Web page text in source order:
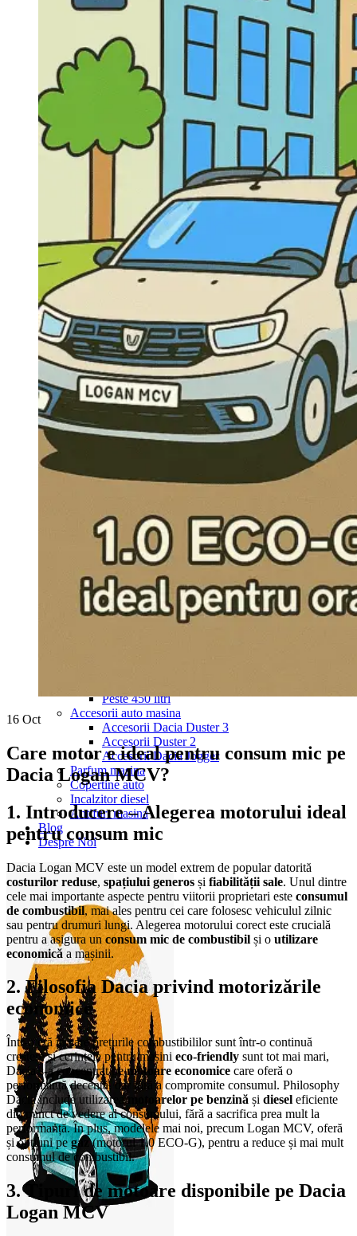
Navigatie Duster 2011
Navigatie Duster 2019
Audi
Navigatie Audi A3 8p
Navigatie Audi A4
Navigatie Audi A4 B6
Navigatie Audi A4 B7
Navigatie Audi A4 B8
Navigatie Audi A5
Navigatie Audi A6 C5
Navigatie Audi A6 C6
Navigatie Audi A6 C7
Navigatie Audi Q5
Navigație Ford Fiesta
Navigație Ford Focus 1
Navigație Ford Focus 2
Navigație Ford Focus MK3
Navigație Ford Mondeo MK3
Navigație Ford Mondeo MK4
Navigație Mercedes C Class W203
Navigație Mercedes C Class W204
Navigație Mercedes W203
Navigație Mercedes W204
Navigație Mercedes W211
Navigație Mercedes Sprinter
Navigație Passat B5
Navigație Passat B5 5
Navigație Passat B8
Skoda
Navigație Skoda Fabia 1
Navigație Skoda Fabia 2
Navigație Skoda Octavia 1
Navigație Skoda Octavia 2
Navigație Skoda Octavia 3
Navigație Skoda Rapid
Navigație Skoda Superb 1
Navigație Skoda Superb 2
Peste 450 litri
Accesorii auto masina
Accesorii Dacia Duster 3
Accesorii Duster 2
Accesorii Dacia Jogger
Parfum masina
Copertine auto
Incalzitor diesel
Antifurt masina
Blog
Despre Noi
16 Oct
Care motor e ideal pentru consum mic pe
Dacia Logan MCV?
1. Introducere – Alegerea motorului ideal
pentru consum mic
Dacia Logan MCV este un model extrem de popular datorită
costurilor reduse, spațiului generos și fiabilității sale. Unul dintre
cele mai importante aspecte pentru viitorii proprietari este consumul
de combustibil, mai ales pentru cei care folosesc vehiculul zilnic
sau pentru drumuri lungi. Alegerea motorului corect este crucială
pentru a asigura unconsum mic de combustibil și o utilizare
economică a mașinii.
2. Filosofia Dacia privind motorizările
economice
Într-o eră în care prețurile combustibililor sunt într-o continuă
creștere și cerințele pentru mașini eco-friendly sunt tot mai mari,
Dacia s-a concentrat pemotoare economice care oferă o
performanță decentă, dar fără a compromite consumul. Philosophy
Dacia include utilizareamotoarelor pe benzină și diesel eficiente
din punct de vedere al consumului, fără a sacrifica prea mult la
performanță. În plus, modelele mai noi, precum Logan MCV, oferă
și opțiuni pegaz (motorul 1.0 ECO-G), pentru a reduce și mai mult
consumul de combustibil.
3. Tipuri de motoare disponibile pe Dacia
Logan MCV